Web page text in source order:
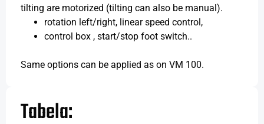
tilting are motorized (tilting can also be manual).
rotation left/right, linear speed control,
control box , start/stop foot switch..
Same options can be applied as on VM 100.
Tabela: